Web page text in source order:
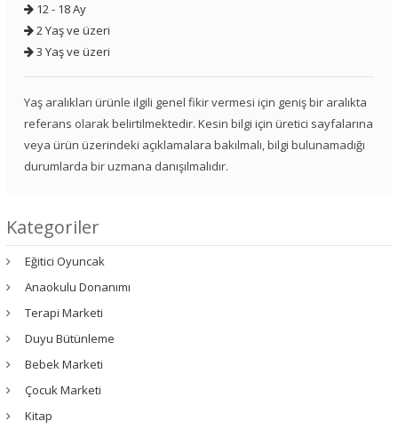
12 - 18 Ay
2 Yaş ve üzeri
3 Yaş ve üzeri
Yaş aralıkları ürünle ilgili genel fikir vermesi için geniş bir aralıkta
referans olarak belirtilmektedir. Kesin bilgi için üretici sayfalarına
veya ürün üzerindeki açıklamalara bakılmalı, bilgi bulunamadığı
durumlarda bir uzmana danışılmalıdır.
Kategoriler
Eğitici Oyuncak
Anaokulu Donanımı
Terapi Marketi
Duyu Bütünleme
Bebek Marketi
Çocuk Marketi
Kitap